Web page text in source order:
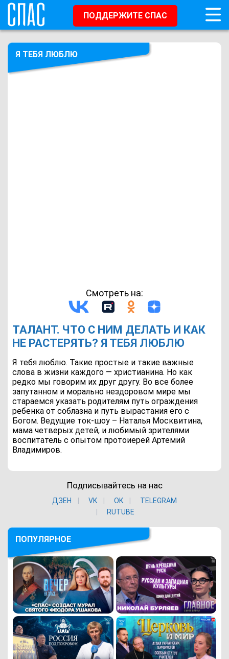
ПОДДЕРЖИТЕ СПАС
Я ТЕБЯ ЛЮБЛЮ
Смотреть на:
ТАЛАНТ. ЧТО С НИМ ДЕЛАТЬ И КАК
НЕ РАСТЕРЯТЬ? Я ТЕБЯ ЛЮБЛЮ
Я тебя люблю. Такие простые и такие важные
слова в жизни каждого — христианина. Но как
редко мы говорим их друг другу. Во все более
запутанном и морально нездоровом мире мы
стараемся указать родителям путь ограждения
ребенка от соблазна и путь вырастания его с
Богом. Ведущие ток-шоу – Наталья Москвитина,
мама четверых детей, и любимый зрителями
воспитатель с опытом протоиерей Артемий
Владимиров.
Подписывайтесь на нас
ДЗЕН VK ОK
TELEGRAM
RUTUBE
ПОПУЛЯРНОЕ